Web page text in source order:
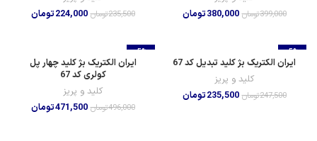
399,000تومان 380,000تومان 235,500تومان 224,000تومان
-5%
ایران الکتریک بژ کلید تبدیل کد 67
کلید و پریز
247,500تومان 235,500تومان
-5%
ایران الکتریک بژ کلید چهار پل
کولری کد 67
کلید و پریز
496,000تومان 471,500تومان